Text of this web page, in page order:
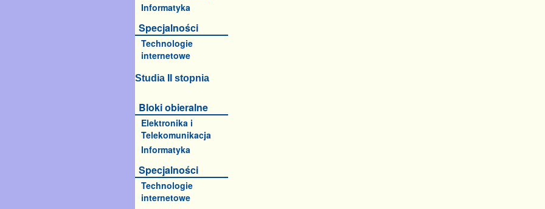
Informatyka
Specjalności
Technologie
internetowe
Studia II stopnia
Bloki obieralne
Elektronika i
Telekomunikacja
Informatyka
Specjalności
Technologie
internetowe